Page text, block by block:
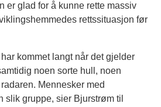
er glad for å kunne rette massiv
rettssituasjon før
kommet langt når det gjelder
noen sorte hull, noen
Mennesker med
slik gruppe, sier Bjurstrøm til